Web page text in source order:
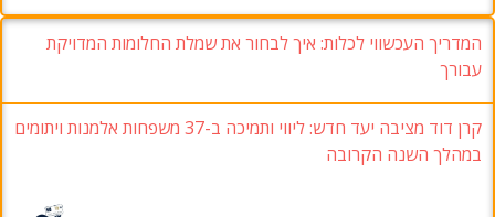
המדריך העכשווי לכלות: איך לבחור את שמלת החלומות המדויקת
עבורך
קרן דוד מציבה יעד חדש: ליווי ותמיכה ב-37 משפחות אלמנות ויתומים
במהלך השנה הקרובה